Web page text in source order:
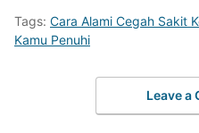
Tags: Cara Alami Cegah Sakit
Kamu Penuhi
Leave a